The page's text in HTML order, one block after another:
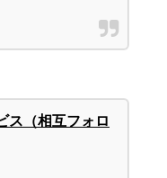
ス（相互フォロ